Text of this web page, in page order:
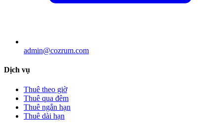
admin@cozrum.com
Dịch vụ
Thuê theo giờ
Thuê qua đêm
Thuê ngắn hạn
Thuê dài hạn